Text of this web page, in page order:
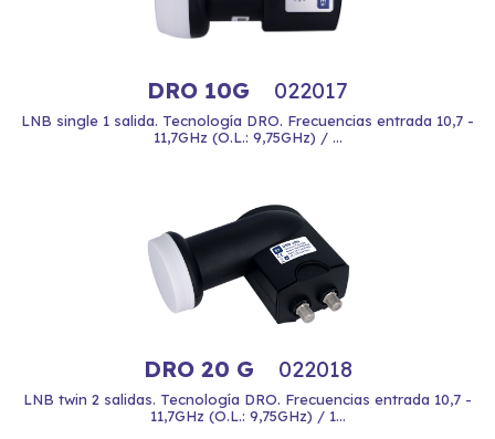
DRO 10G 022017
LNB single 1 salida. Tecnología DRO. Frecuencias entrada 10,7 -
11,7GHz (O.L.: 9,75GHz) / ...
DRO 20 G 022018
LNB twin 2 salidas. Tecnología DRO. Frecuencias entrada 10,7 -
11,7GHz (O.L.: 9,75GHz) / 1...